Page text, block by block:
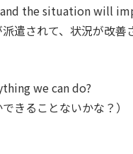
the situation will
派遣されて、状況が改善
we can do?
できることないかな？）